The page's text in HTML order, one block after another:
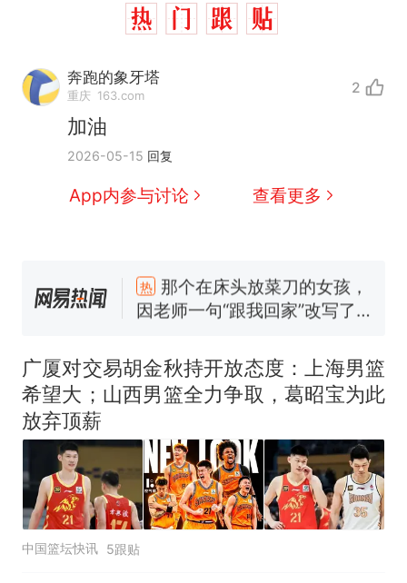
奔跑的象牙塔
重庆 163.com 2
加油
2026-05-15 回复
App内参与讨论 查看更多
热
那个在床头放菜刀的女孩，
因老师一句“跟我回家”改写了
么？
费大厨“全国小炒肉大王”称
号，仅凭视频评出？中国烹饪
窝，原地守1天等它长大：挖了
140多朵
美国渔民钓获鲨鱼徒手将其拽
回大海 目击者直呼震惊 （视频
来源：参考消息）
笔试第一被第二名传话劝弃考
官方通报
广厦对交易胡金秋持开放态度：上海男篮
希望大；山西男篮全力争取，葛昭宝为此
放弃顶薪
中国篮坛快讯 5跟贴